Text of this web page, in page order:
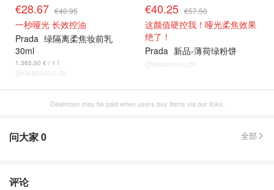
€28.67 €40.95
一秒哑光 长效控油
Prada 绿隔离柔焦妆前乳
30ml
1.365,00 € / 1 l
@dealmoon.de
€40.25 €57.50
这颜值硬控我！哑光柔焦效果
绝了！
Prada 新品-薄荷绿粉饼
@dealmoon.de
Dealmoon may be paid when users buy items via our links.
问大家0 全部
评论